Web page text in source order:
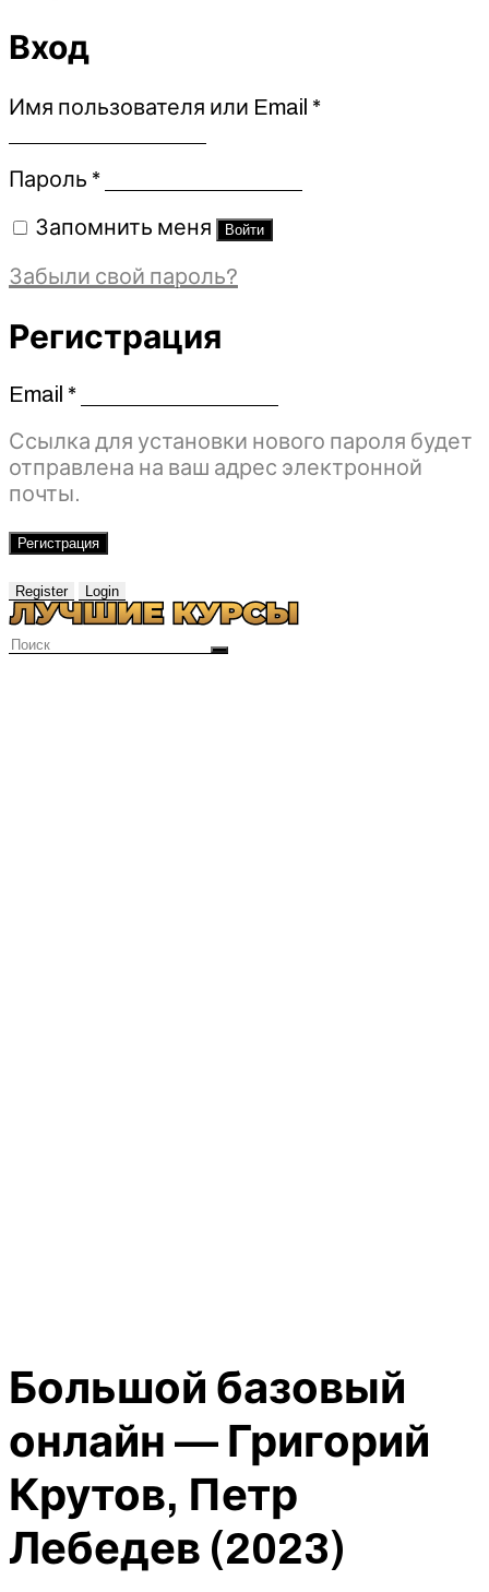
Вход
Имя пользователя или Email *Обязательно
Пароль *Обязательно
Запомнить меня Войти
Забыли свой пароль?
Регистрация
Email *Обязательно
Ссылка для установки нового пароля будет
отправлена ​​на ваш адрес электронной
почты.
Регистрация
Register Login
Большой базовый
онлайн — Григорий
Крутов, Петр
Лебедев (2023)